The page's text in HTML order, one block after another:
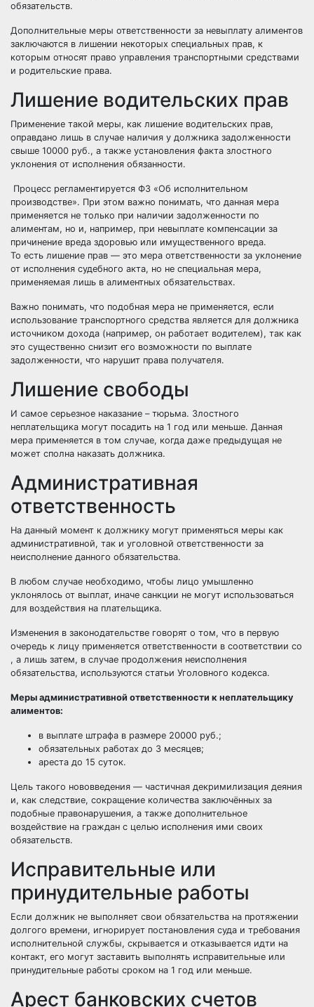
обязательств.
Дополнительные меры ответственности за невыплату алиментов
заключаются в лишении некоторых специальных прав, к
которым относят право управления транспортными средствами
и родительские права.
Лишение водительских прав
Применение такой меры, как лишение водительских прав,
оправдано лишь в случае наличия у должника задолженности
свыше 10000 руб., а также установления факта злостного
уклонения от исполнения обязанности.
Процесс регламентируется ФЗ «Об исполнительном
производстве». При этом важно понимать, что данная мера
применяется не только при наличии задолженности по
алиментам, но и, например, при невыплате компенсации за
причинение вреда здоровью или имущественного вреда.
То есть лишение прав — это мера ответственности за уклонение
от исполнения судебного акта, но не специальная мера,
применяемая лишь в алиментных обязательствах.
Важно понимать, что подобная мера не применяется, если
использование транспортного средства является для должника
источником дохода (например, он работает водителем), так как
это существенно снизит его возможности по выплате
задолженности, что нарушит права получателя.
Лишение свободы
И самое серьезное наказание – тюрьма. Злостного
неплательщика могут посадить на 1 год или меньше. Данная
мера применяется в том случае, когда даже предыдущая не
может сполна наказать должника.
Административная
ответственность
На данный момент к должнику могут применяться меры как
административной, так и уголовной ответственности за
неисполнение данного обязательства.
В любом случае необходимо, чтобы лицо умышленно
уклонялось от выплат, иначе санкции не могут использоваться
для воздействия на плательщика.
Изменения в законодательстве говорят о том, что в первую
очередь к лицу применяется ответственности в соответствии со
, а лишь затем, в случае продолжения неисполнения
обязательства, используются статьи Уголовного кодекса.
Меры административной ответственности к неплательщику
алиментов:
в выплате штрафа в размере 20000 руб.;
обязательных работах до 3 месяцев;
ареста до 15 суток.
Цель такого нововведения — частичная декримилизация деяния
и, как следствие, сокращение количества заключённых за
подобные правонарушения, а также дополнительное
воздействие на граждан с целью исполнения ими своих
обязательств.
Исправительные или
принудительные работы
Если должник не выполняет свои обязательства на протяжении
долгого времени, игнорирует постановления суда и требования
исполнительной службы, скрывается и отказывается идти на
контакт, его могут заставить выполнять исправительные или
принудительные работы сроком на 1 год или меньше.
Арест банковских счетов